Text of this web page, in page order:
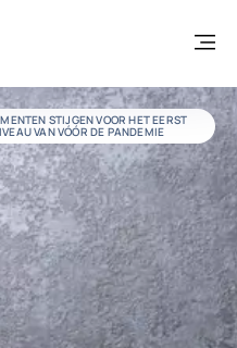
TRADE - GROEP WEBSITE
STIJGEN VOOR HET EERST
VAN VÓÓR DE PANDEMIE